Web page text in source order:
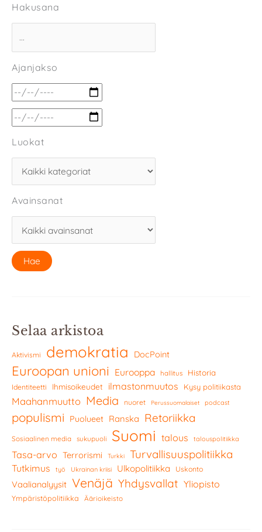
Hakusana
Ajanjakso
Luokat
Avainsanat
Selaa arkistoa
Aktivismi demokratia DocPoint
Euroopan unioni Eurooppa hallitus Historia
Identiteetti Ihmisoikeudet ilmastonmuutos Kysy politiikasta
Maahanmuutto Media nuoret Perussuomalaiset podcast
populismi Puolueet Ranska Retoriikka
Sosiaalinen media sukupuoli Suomi talous talouspolitiikka
Tasa-arvo Terrorismi Turkki Turvallisuuspolitiikka
Tutkimus työ Ukrainan kriisi Ulkopolitiikka Uskonto
Vaalianalyysit Venäjä Yhdysvallat Yliopisto
Ympäristöpolitiikka Äärioikeisto